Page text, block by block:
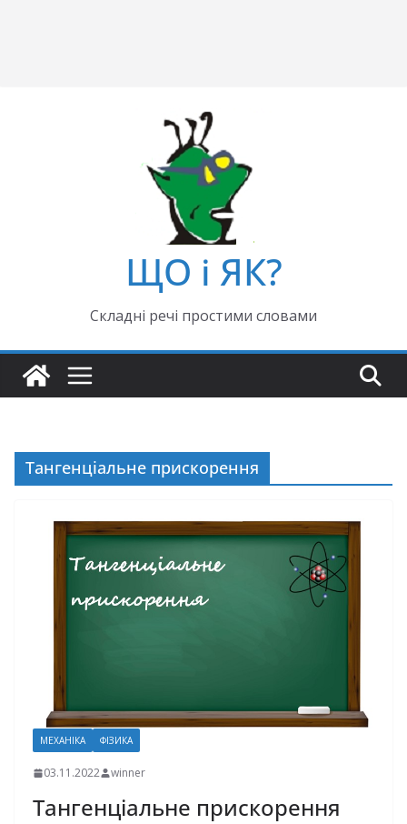
ЩО і ЯК?
Складні речі простими словами
Тангенціальне прискорення
МЕХАНІКА ФІЗИКА
03.11.2022 winner
Тангенціальне прискорення